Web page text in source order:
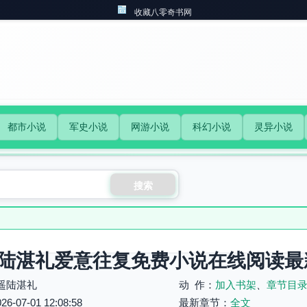
收藏八零奇书网
都市小说 军史小说 网游小说 科幻小说 灵异小说
搜索
湛礼爱意往复免费小说在线阅读
陆湛礼 动 作： 加入书架
章节目录
07-01 12:08:58
最新章节： 全文